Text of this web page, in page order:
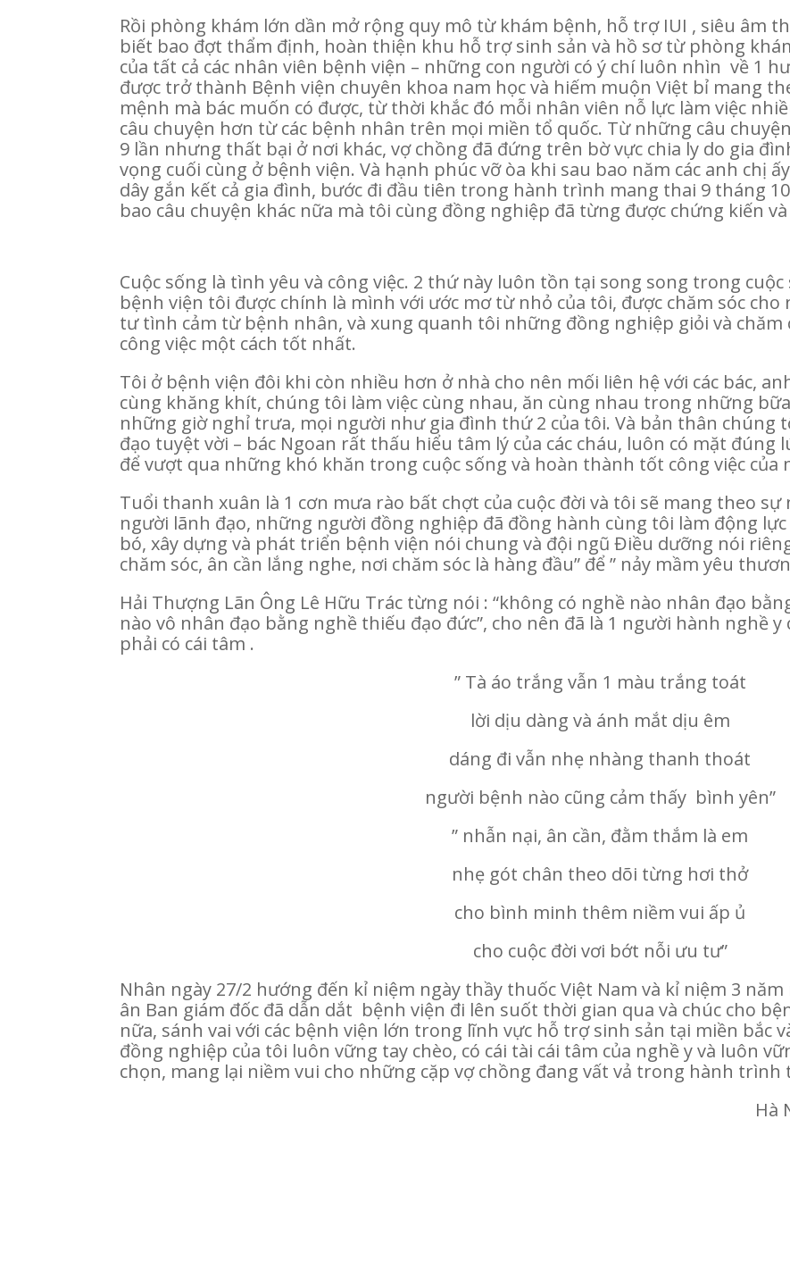
Rồi phòng khám lớn dần mở rộng quy mô từ khám bệnh, hỗ trợ IUI , siêu âm
biết bao đợt thẩm định, hoàn thiện khu hỗ trợ sinh sản và hồ sơ từ phòng
của tất cả các nhân viên bệnh viện – những con người có ý chí luôn nhìn về 1
được trở thành Bệnh viện chuyên khoa nam học và hiếm muộn Việt bỉ mang
mệnh mà bác muốn có được, từ thời khắc đó mỗi nhân viên nỗ lực làm việc
câu chuyện hơn từ các bệnh nhân trên mọi miền tổ quốc. Từ những câu
9 lần nhưng thất bại ở nơi khác, vợ chồng đã đứng trên bờ vực chia ly do gia
vọng cuối cùng ở bệnh viện. Và hạnh phúc vỡ òa khi sau bao năm các anh chị
dây gắn kết cả gia đình, bước đi đầu tiên trong hành trình mang thai 9 tháng
bao câu chuyện khác nữa mà tôi cùng đồng nghiệp đã từng được chứng kiến
Cuộc sống là tình yêu và công việc. 2 thứ này luôn tồn tại song song trong
bệnh viện tôi được chính là mình với ước mơ từ nhỏ của tôi, được chăm sóc
tư tình cảm từ bệnh nhân, và xung quanh tôi những đồng nghiệp giỏi và
công việc một cách tốt nhất.
Tôi ở bệnh viện đôi khi còn nhiều hơn ở nhà cho nên mối liên hệ với các bác,
cùng khăng khít, chúng tôi làm việc cùng nhau, ăn cùng nhau trong những
những giờ nghỉ trưa, mọi người như gia đình thứ 2 của tôi. Và bản thân chúng
đạo tuyệt vời – bác Ngoan rất thấu hiểu tâm lý của các cháu, luôn có mặt đúng
để vượt qua những khó khăn trong cuộc sống và hoàn thành tốt công việc của
Tuổi thanh xuân là 1 cơn mưa rào bất chợt của cuộc đời và tôi sẽ mang theo
người lãnh đạo, những người đồng nghiệp đã đồng hành cùng tôi làm động
bó, xây dựng và phát triển bệnh viện nói chung và đội ngũ Điều dưỡng nói
chăm sóc, ân cần lắng nghe, nơi chăm sóc là hàng đầu” để ” nảy mầm yêu
Hải Thượng Lãn Ông Lê Hữu Trác từng nói : “không có nghề nào nhân đạo
nào vô nhân đạo bằng nghề thiếu đạo đức”, cho nên đã là 1 người hành nghề
phải có cái tâm .
” Tà áo trắng vẫn 1 màu trắng toát
lời dịu dàng và ánh mắt dịu êm
dáng đi vẫn nhẹ nhàng thanh thoát
người bệnh nào cũng cảm thấy bình yên”
” nhẫn nại, ân cần, đằm thắm là em
nhẹ gót chân theo dõi từng hơi thở
cho bình minh thêm niềm vui ấp ủ
cho cuộc đời vơi bớt nỗi ưu tư”
Nhân ngày 27/2 hướng đến kỉ niệm ngày thầy thuốc Việt Nam và kỉ niệm 3
ân Ban giám đốc đã dẫn dắt bệnh viện đi lên suốt thời gian qua và chúc cho
nữa, sánh vai với các bệnh viện lớn trong lĩnh vực hỗ trợ sinh sản tại miền bắc
đồng nghiệp của tôi luôn vững tay chèo, có cái tài cái tâm của nghề y và luôn
chọn, mang lại niềm vui cho những cặp vợ chồng đang vất vả trong hành trình
Hà